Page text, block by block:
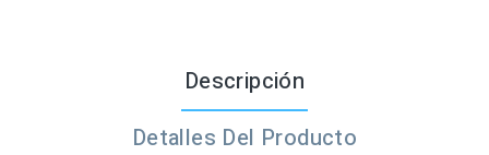
Descripción
Detalles Del Producto